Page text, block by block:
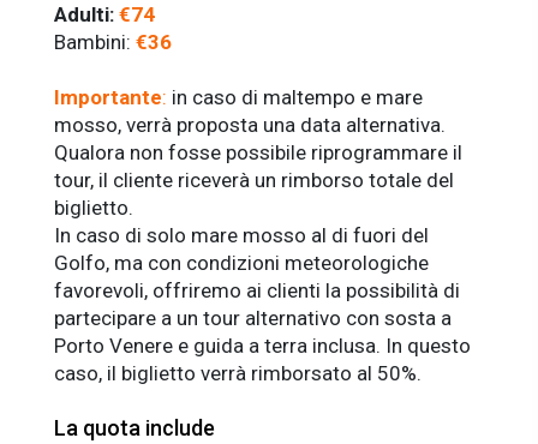
Adulti: €74
Bambini: €36
Importante: in caso di maltempo e mare
mosso, verrà proposta una data alternativa.
Qualora non fosse possibile riprogrammare il
tour, il cliente riceverà un rimborso totale del
biglietto.
In caso di solo mare mosso al di fuori del
Golfo, ma con condizioni meteorologiche
favorevoli, offriremo ai clienti la possibilità di
partecipare a un tour alternativo con sosta a
Porto Venere e guida a terra inclusa. In questo
caso, il biglietto verrà rimborsato al 50%.
La quota include